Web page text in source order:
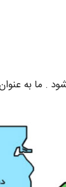
. ما به